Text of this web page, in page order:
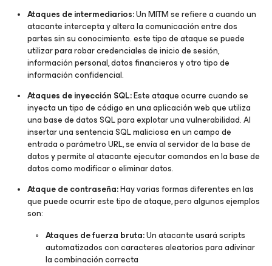
Ataques de intermediarios:Un MITM se refiere a cuando un
atacante intercepta y altera la comunicación entre dos
partes sin su conocimiento. este tipo de ataque se puede
utilizar para robar credenciales de inicio de sesión,
información personal, datos financieros y otro tipo de
información confidencial.
Ataques de inyección SQL:Este ataque ocurre cuando se
inyecta un tipo de código en una aplicación web que utiliza
una base de datos SQL para explotar una vulnerabilidad. Al
insertar una sentencia SQL maliciosa en un campo de
entrada o parámetro URL, se envía al servidor de la base de
datos y permite al atacante ejecutar comandos en la base de
datos como modificar o eliminar datos.
Ataque de contraseña:Hay varias formas diferentes en las
que puede ocurrir este tipo de ataque, pero algunos ejemplos
son:
Ataques de fuerza bruta:Un atacante usará scripts
automatizados con caracteres aleatorios para adivinar
la combinación correcta